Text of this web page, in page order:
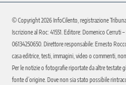
© Copyright 2026 InfoCilento, registrazione
Iscrizione al Roc: 41551. Editore: Domenico Cerruti
06134250650. Direttore responsabile: Ernesto
casa editrice, testi, immagini, video o commenti,
Per le notizie o fotografie riportate da altre testate
fonte d’origine. Dove non sia stato possibile